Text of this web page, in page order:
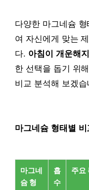
다양한 마그네슘
여 자신에게 맞는
다. 아침이 개운해
한 선택을 돕기 위
비교 분석해 보겠습
마그네슘 형태별 비
마그네
슘 형
흡
수
주요